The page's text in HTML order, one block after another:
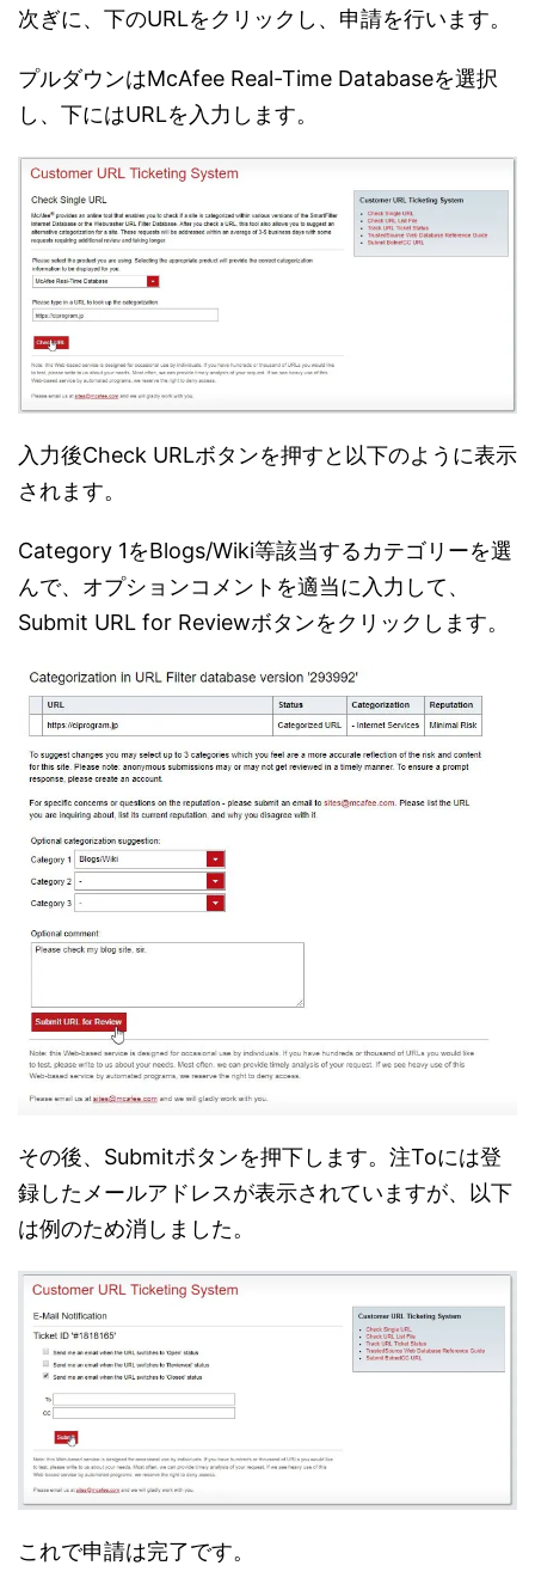
次ぎに、下のURLをクリックし、申請を行います。
プルダウンはMcAfee Real-Time Databaseを選択
し、下にはURLを入力します。
入力後Check URLボタンを押すと以下のように表示
されます。
Category 1をBlogs/Wiki等該当するカテゴリーを選
んで、オプションコメントを適当に入力して、
Submit URL for Reviewボタンをクリックします。
その後、Submitボタンを押下します。注Toには登
録したメールアドレスが表示されていますが、以下
は例のため消しました。
これで申請は完了です。